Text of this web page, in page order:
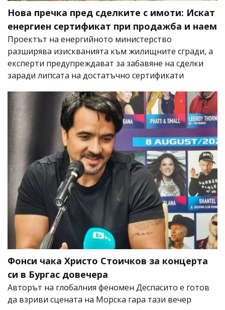
Нова пречка пред сделките с имоти: Искат
енергиен сертификат при продажба и наем
Проектът на енергийното министерство
разширява изискванията към жилищните сгради, а
експерти предупреждават за забавяне на сделки
заради липсата на достатъчно сертификати
Фонси чака Христо Стоичков за концерта
си в Бургас довечера
Авторът на глобалния феномен Деспасито е готов
да взриви сцената на Морска гара тази вечер